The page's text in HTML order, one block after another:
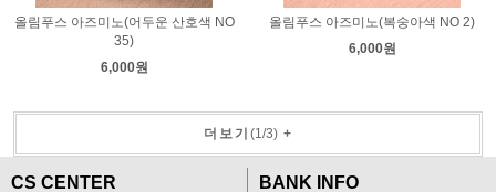
올림푸스 아즈미노(어두운 산호색 NO
35)
6,000원
올림푸스 아즈미노(복숭아색 NO 2)
6,000원
더보기 (1/3)+
CS CENTER BANK INFO